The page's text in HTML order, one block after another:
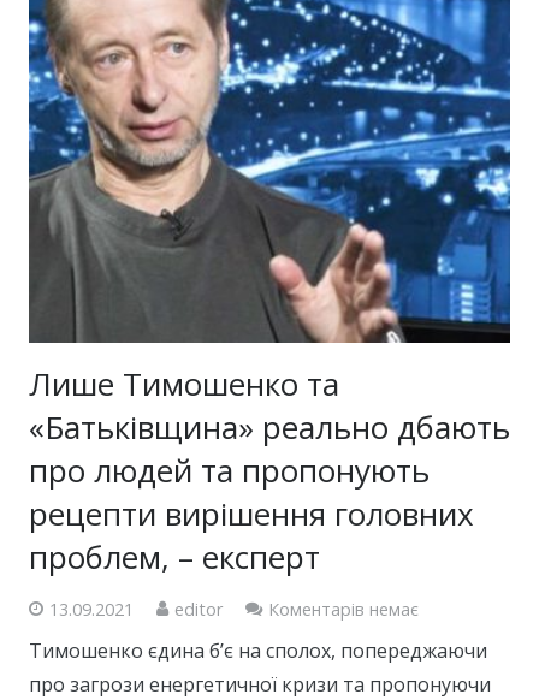
Лише Тимошенко та
«Батьківщина» реально дбають
про людей та пропонують
рецепти вирішення головних
проблем, – експерт
13.09.2021 editor Коментарів немає
Тимошенко єдина б’є на сполох, попереджаючи
про загрози енергетичної кризи та пропонуючи